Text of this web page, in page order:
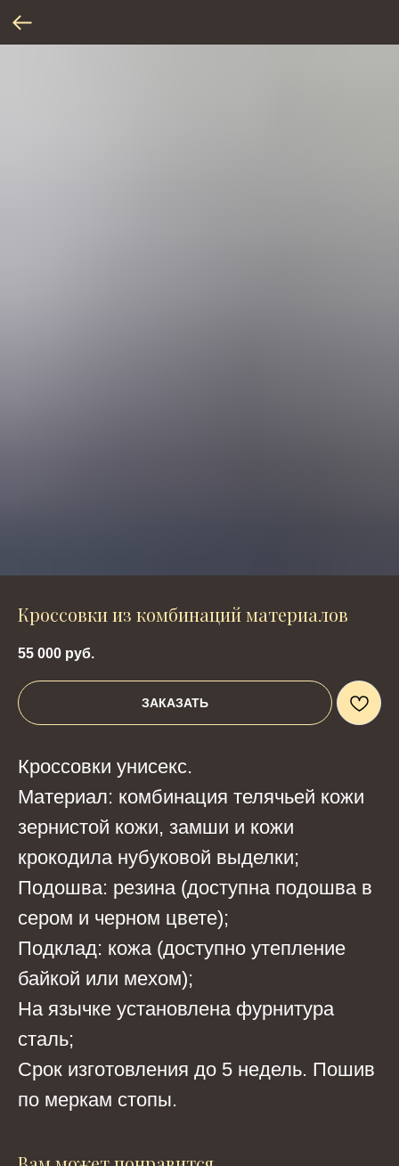
Кроссовки из комбинаций материалов
55 000 руб.
ЗАКАЗАТЬ
Кроссовки унисекс.
Материал: комбинация телячьей кожи
зернистой кожи, замши и кожи
крокодила нубуковой выделки;
Подошва: резина (доступна подошва в
сером и черном цвете);
Подклад: кожа (доступно утепление
байкой или мехом);
На язычке установлена фурнитура
сталь;
Срок изготовления до 5 недель. Пошив
по меркам стопы.